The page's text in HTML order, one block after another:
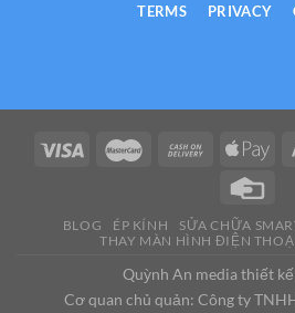
TERMS PRIVACY
BLOG ÉP KÍNH SỬA CHỮA
THAY MÀN HÌNH ĐIỆN
Quỳnh An media thiết kế
Cơ quan chủ quản: Công ty